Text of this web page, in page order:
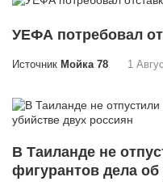
УЕФА потребовал
Источник Мойка 78 1
В Таиланде не
фигурантов дела